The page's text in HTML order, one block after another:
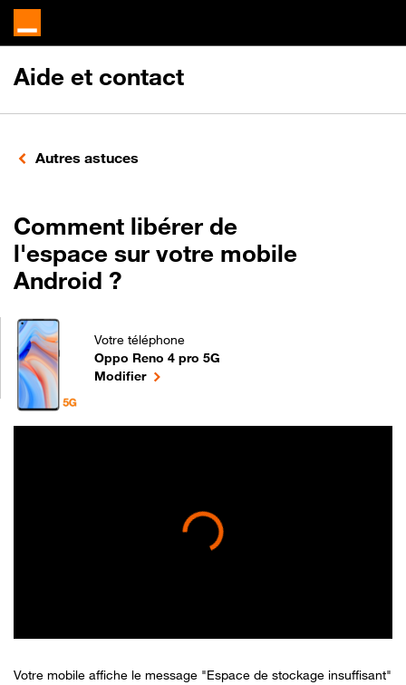
Aide et contact
Autres astuces
Comment libérer de
l'espace sur votre mobile
Android ?
Votre téléphone
Oppo Reno 4 pro 5G
Comment libérer de l'espace sur votre mobile
Modifierle téléphone sélectionné
Votre mobile affiche le message "Espace de stockage insuffisant"